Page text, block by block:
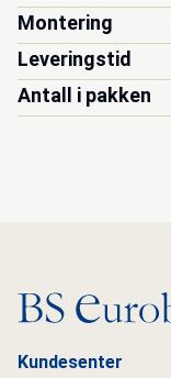
Montering
Leveringstid
Antall i pakken
Gå til hovedsiden
Kundesenter